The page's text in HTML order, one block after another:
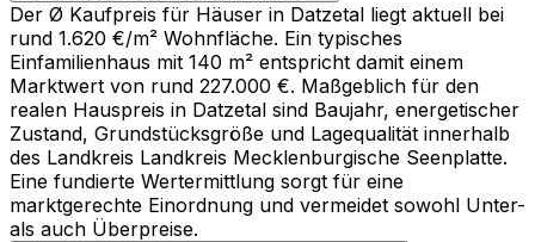
Der Ø Kaufpreis für Häuser in Datzetal liegt aktuell bei
rund 1.620 €/m² Wohnfläche. Ein typisches
Einfamilienhaus mit 140 m² entspricht damit einem
Marktwert von rund 227.000 €. Maßgeblich für den
realen Hauspreis in Datzetal sind Baujahr, energetischer
Zustand, Grundstücksgröße und Lagequalität innerhalb
des Landkreis Landkreis Mecklenburgische Seenplatte.
Eine fundierte Wertermittlung sorgt für eine
marktgerechte Einordnung und vermeidet sowohl Unter-
als auch Überpreise.